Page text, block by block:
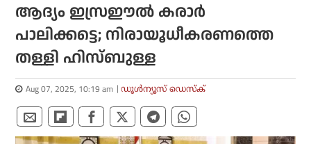
ആദ്യം ഇസ്രഈല്‍ കരാര്‍
പാലിക്കട്ടെ; നിരായൂധീകരണത്തെ
തള്ളി ഹിസ്ബുള്ള
Aug 07, 2025, 10:19 am ഡൂള്‍ന്യൂസ് ഡെസ്‌ക്